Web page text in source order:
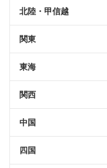
北陸・甲信越
関東
東海
関西
中国
四国